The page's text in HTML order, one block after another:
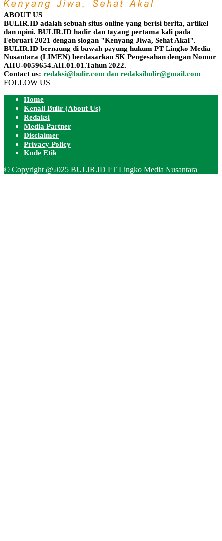
ABOUT US
BULIR.ID adalah sebuah situs online yang berisi berita, artikel
dan opini. BULIR.ID hadir dan tayang pertama kali pada
Februari 2021 dengan slogan "Kenyang Jiwa, Sehat Akal".
BULIR.ID bernaung di bawah payung hukum PT Lingko Media
Nusantara (LIMEN) berdasarkan SK Pengesahan dengan Nomor
AHU-0059654.AH.01.01.Tahun 2022.
Contact us: redaksi@bulir.com dan redaksibulir@gmail.com
FOLLOW US
Home
Kenali Bulir (About Us)
Redaksi
Media Partner
Disclaimer
Privacy Policy
Kode Etik
© Copyright @2025 BULIR.ID PT Lingko Media Nusantara